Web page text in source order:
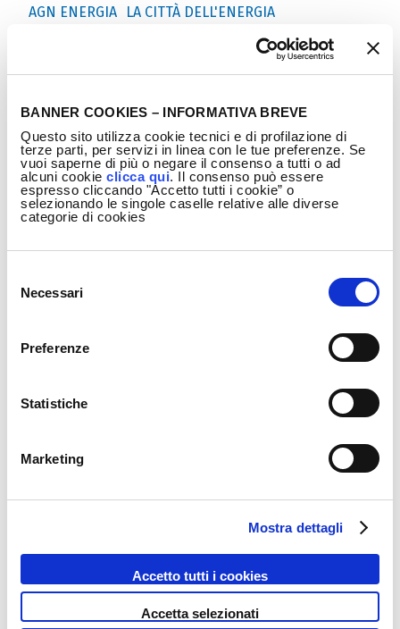
BANNER COOKIES – INFORMATIVA BREVE
Questo sito utilizza cookie tecnici e di profilazione di
terze parti, per servizi in linea con le tue preferenze. Se
vuoi saperne di più o negare il consenso a tutti o ad
alcuni cookie clicca qui. Il consenso può essere
espresso cliccando "Accetto tutti i cookie” o
selezionando le singole caselle relative alle diverse
categorie di cookies
consenso
Necessari
Preferenze
Statistiche
Marketing
Mostra dettagli
Accetto tutti i cookies
Accetta selezionati
AGN ENERGIA LA CITTÀ DELL'ENERGIA
FESTIVALETTERATURA 2024: L’ENERGIA
INCONTRA LA CULTURA
LEGGI TUTTO
AGN ENERGIA